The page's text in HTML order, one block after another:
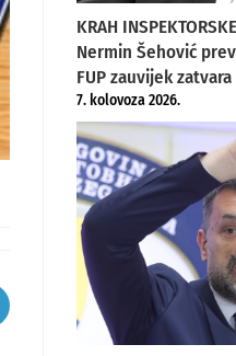
KRAH
Nermin Šehović
FUP zauvijek zatvara
7. kolovoza 2026.